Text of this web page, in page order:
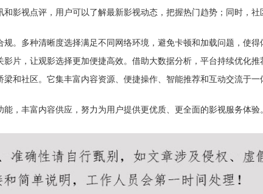
影视点评，用户可以了解最新影视动态，把握热门趋势；同时，
。多种清晰度选择满足不同网络环境，避免卡顿和加载问题，使得
片，让观影选择更加便捷高效。借助大数据分析，平台持续优化推
和社区。它集丰富内容资源、便捷操作、智能推荐和互动交流于
，丰富内容供应，努力为用户提供更优质、更全面的影视服务体